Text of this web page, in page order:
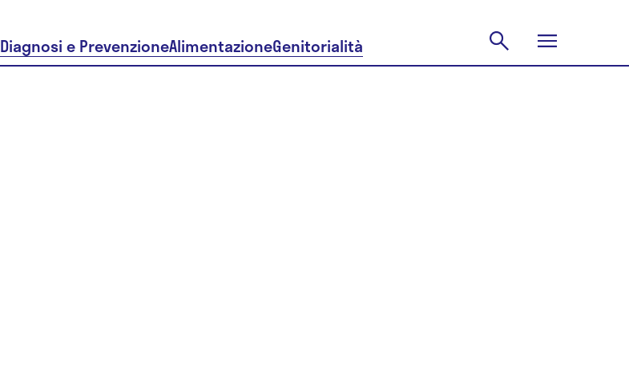
Diagnosi e PrevenzioneAlimentazioneGenitorialità